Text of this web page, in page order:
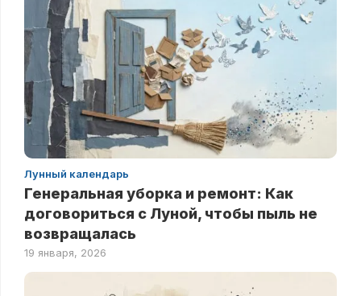
Лунный календарь
Генеральная уборка и ремонт: Как
договориться с Луной, чтобы пыль не
возвращалась
19 января, 2026